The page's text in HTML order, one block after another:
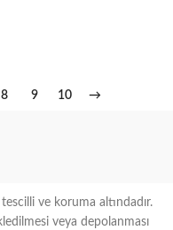
8 9 10 →
ve koruma altındadır.
veya depolanması